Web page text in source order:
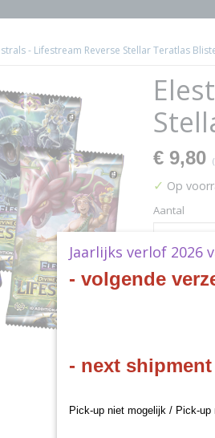
- Lifestream Reverse Stellar Teratlas
€ 9,80
✓ Op
Aantal
Productcode
Jaarlijks verlof 2026
- volgende
- next shipment
Pick-up niet mogelijk / Pick-up